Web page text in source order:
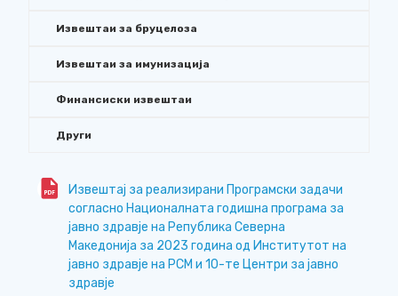
Извештаи за бруцелоза
Извештаи за имунизација
Финансиски извештаи
Други
Извештај за реализирани Програмски задачи
согласно Националната годишна програма за
јавно здравје на Република Северна
Македонија за 2023 година од Институтот на
јавно здравје на РСМ и 10-те Центри за јавно
здравје